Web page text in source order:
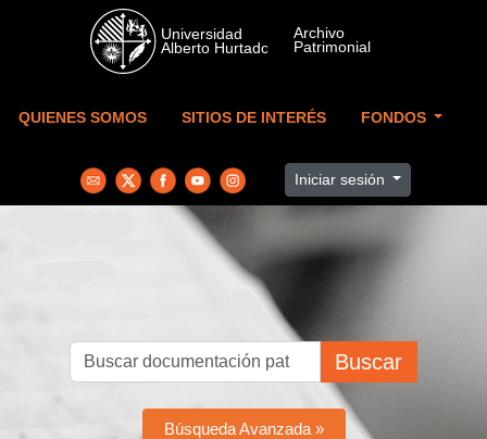
Skip to main content
QUIENES SOMOS SITIOS DE INTERÉS FONDOS
Iniciar sesión
Buscar
Búsqueda Avanzada »